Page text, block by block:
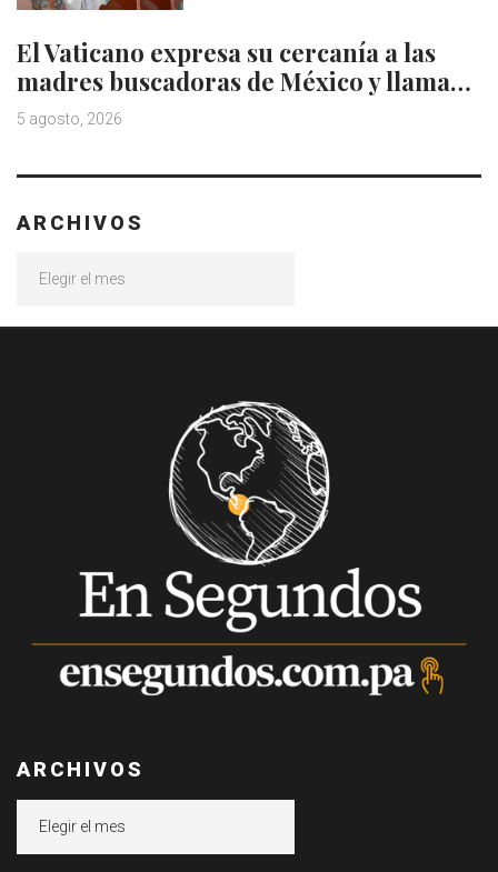
El Vaticano expresa su cercanía a las
madres buscadoras de México y llama…
5 agosto, 2026
ARCHIVOS
ARCHIVOS